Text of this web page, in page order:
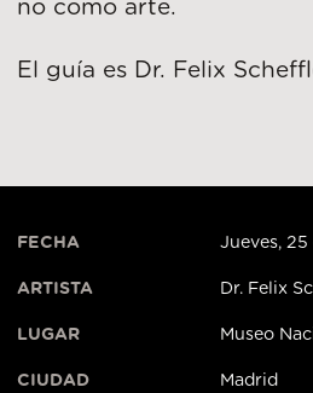
no como arte.
El guía es Dr. Felix
FECHA Jueves,
ARTISTA Dr. Felix
LUGAR Museo
CIUDAD Madrid